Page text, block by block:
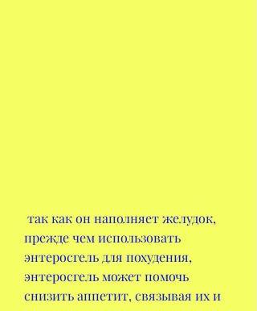
прежде чем использовать
энтеросгель для похудения,
энтеросгель может помочь
снизить аппетит, связывая их и